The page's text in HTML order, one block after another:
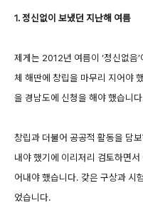
1. 정신없이 보냈던 지난해 여름
제게는 2012년 여름이 ‘정신없음
체 해딴에 창립을 마무리 지어야
을 경남도에 신청을 해야 했습니
창립과 더불어 공공적 활동을 담
내야 했기에 이리저리 검토하면서
어내야 했습니다. 갖은 구상과 시
었습니다.